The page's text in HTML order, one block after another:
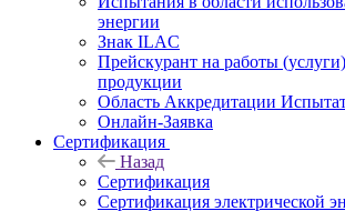
энергии
Знак ILAC
Прейскурант на работы
продукции
Область Аккредитации
Онлайн-Заявка
Сертификация
Назад
Сертификация
Сертификация электрической